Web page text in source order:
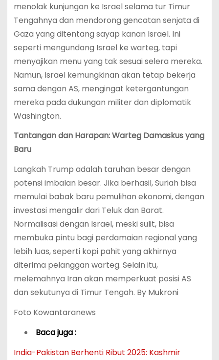
menolak kunjungan ke Israel selama tur Timur
Tengahnya dan mendorong gencatan senjata di
Gaza yang ditentang sayap kanan Israel. Ini
seperti mengundang Israel ke warteg, tapi
menyajikan menu yang tak sesuai selera mereka.
Namun, Israel kemungkinan akan tetap bekerja
sama dengan AS, mengingat ketergantungan
mereka pada dukungan militer dan diplomatik
Washington.
Tantangan dan Harapan: Warteg Damaskus yang
Baru
Langkah Trump adalah taruhan besar dengan
potensi imbalan besar. Jika berhasil, Suriah bisa
memulai babak baru pemulihan ekonomi, dengan
investasi mengalir dari Teluk dan Barat.
Normalisasi dengan Israel, meski sulit, bisa
membuka pintu bagi perdamaian regional yang
lebih luas, seperti kopi pahit yang akhirnya
diterima pelanggan warteg. Selain itu,
melemahnya Iran akan memperkuat posisi AS
dan sekutunya di Timur Tengah. By Mukroni
Foto Kowantaranews
Baca juga :
India-Pakistan Berhenti Ribut 2025: Kashmir